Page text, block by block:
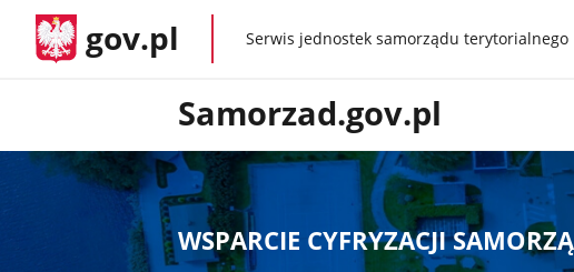
gov.pl gov.plSerwis jednostek samorządu terytorialnego
Samorzad.gov.pl
WSPARCIE CYFRYZACJI